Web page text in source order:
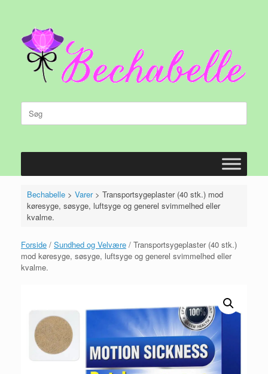
Søg
efter:
Bechabelle> Varer> Transportsygeplaster (40 stk.) mod
køresyge, søsyge, luftsyge og generel svimmelhed eller
kvalme.
Forside / Sundhed og Velvære / Transportsygeplaster (40 stk.)
mod køresyge, søsyge, luftsyge og generel svimmelhed eller
kvalme.